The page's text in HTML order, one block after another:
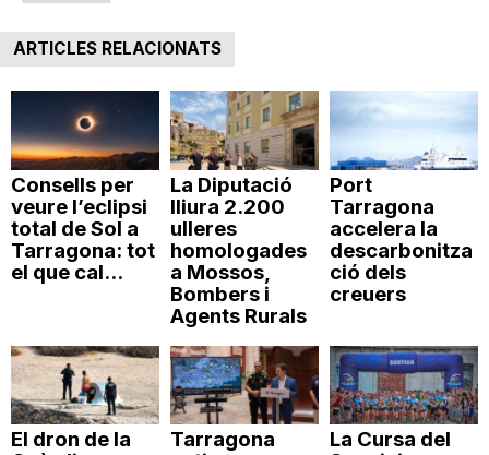
a
ARTICLES RELACIONATS
Consells per
veure l’eclipsi
total de Sol a
Tarragona: tot
el que cal...
La Diputació
lliura 2.200
ulleres
homologades
a Mossos,
Bombers i
Agents Rurals
Port
Tarragona
accelera la
descarbonitza
ció dels
creuers
El dron de la
Tarragona
La Cursa del